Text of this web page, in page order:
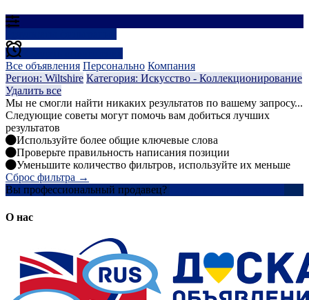
Все объявления Персонально Компания
Регион: Wiltshire Категория: Искусство - Коллекционирование
Удалить все
Мы не смогли найти никаких результатов по вашему запросу...
Следующие советы могут помочь вам добиться лучших
результатов
Используйте более общие ключевые слова
Проверьте правильность написания позиции
Уменьшите количество фильтров, используйте их меньше
Сброс фильтра →
Вы профессиональный продавец?
О нас